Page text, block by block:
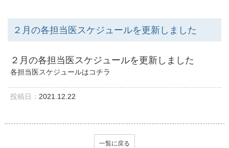
２月の各担当医スケジュールを更新しました
２ 月の各担当医スケジュールを更新しました
各担当医スケジュールはコチラ
投稿日： 2021.12.22
一覧に戻る